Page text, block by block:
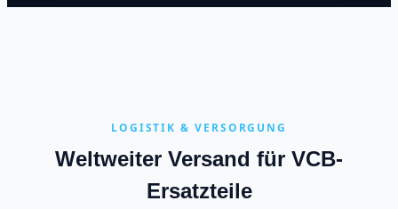
LOGISTIK & VERSORGUNG
Weltweiter Versand für VCB-
Ersatzteile